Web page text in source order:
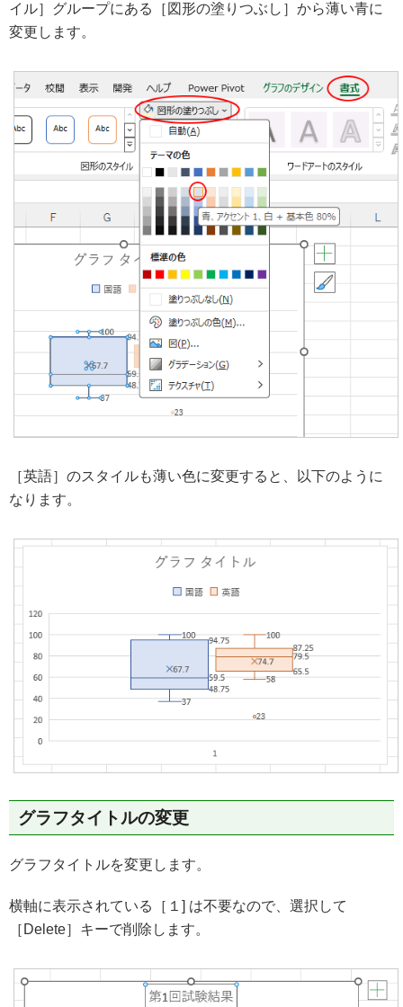
イル］グループにある［図形の塗りつぶし］から薄い青に
変更します。
［英語］のスタイルも薄い色に変更すると、以下のように
なります。
グラフタイトルの変更
グラフタイトルを変更します。
横軸に表示されている［１] は不要なので、選択して
［Delete］キーで削除します。